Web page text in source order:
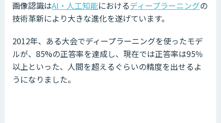
画像認識はAI・人工知能におけるディープラーニングの
技術革新により大きな進化を遂げています。
2012年、ある大会でディープラーニングを使ったモデ
ルが、85%の正答率を達成し、現在では正答率は95％
以上といった、人間を超えるぐらいの精度を出せるよ
うになりました。